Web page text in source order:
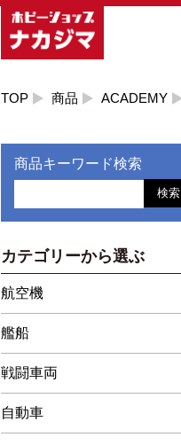
TOP 商品 ACADEMY
商品キーワード検索
検索
カテゴリーから選ぶ
航空機
艦船
戦闘車両
自動車